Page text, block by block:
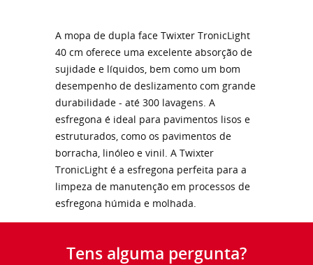
A mopa de dupla face Twixter TronicLight
40 cm oferece uma excelente absorção de
sujidade e líquidos, bem como um bom
desempenho de deslizamento com grande
durabilidade - até 300 lavagens. A
esfregona é ideal para pavimentos lisos e
estruturados, como os pavimentos de
borracha, linóleo e vinil. A Twixter
TronicLight é a esfregona perfeita para a
limpeza de manutenção em processos de
esfregona húmida e molhada.
Tens alguma pergunta?